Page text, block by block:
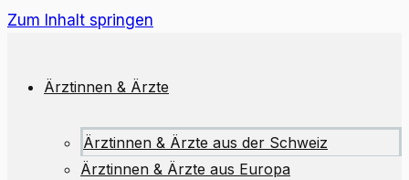
Zum Inhalt springen
Ärztinnen & Ärzte
Ärztinnen & Ärzte aus der Schweiz
Ärztinnen & Ärzte aus Europa